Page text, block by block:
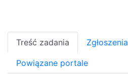
Treść zadania Zgłoszenia
Powiązane portale